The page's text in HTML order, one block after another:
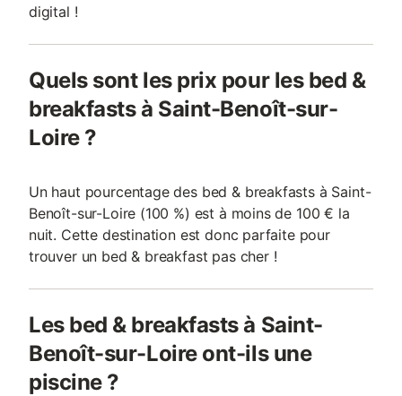
digital !
Quels sont les prix pour les bed &
breakfasts à Saint-Benoît-sur-
Loire ?
Un haut pourcentage des bed & breakfasts à Saint-
Benoît-sur-Loire (100 %) est à moins de 100 € la
nuit. Cette destination est donc parfaite pour
trouver un bed & breakfast pas cher !
Les bed & breakfasts à Saint-
Benoît-sur-Loire ont-ils une
piscine ?